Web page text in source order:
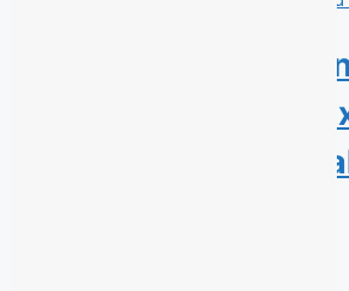
Éconofitness
gyms existants :
succursales